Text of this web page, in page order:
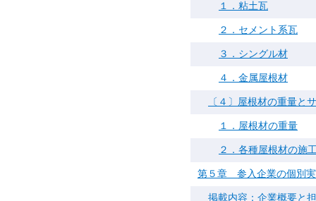
１．粘土瓦
２．セメント系瓦
３．シングル材
４．金属屋根材
〔４〕屋根材の重量と
１．屋根材の重量
２．各種屋根材の施
第５章 参入企業の個別
掲載内容：企業概要と